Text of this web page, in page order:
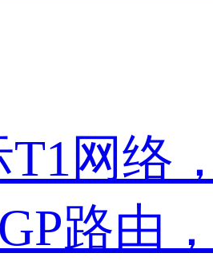
网络
路由